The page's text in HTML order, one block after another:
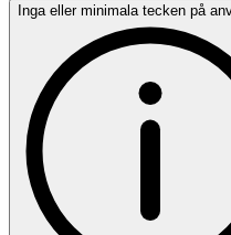
Inga eller minimala tecken på